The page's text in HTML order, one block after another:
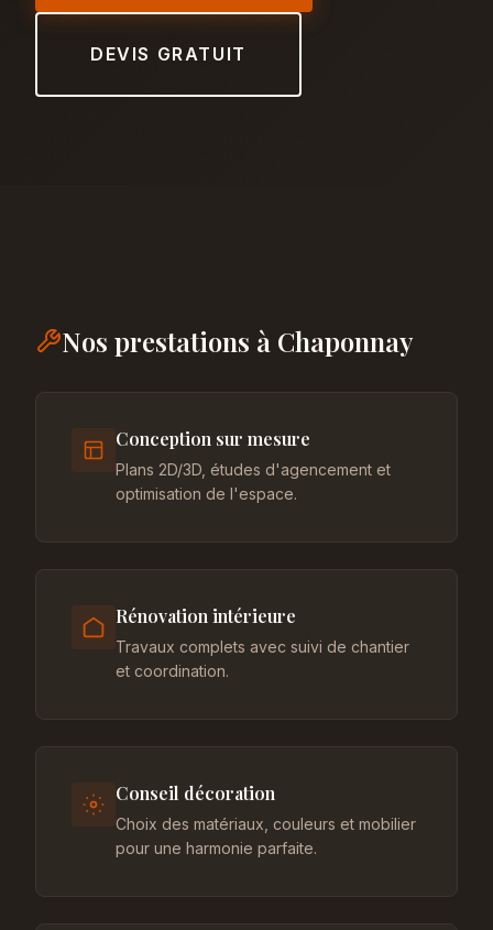
DEVIS GRATUIT
Nos prestations à Chaponnay
Conception sur mesure
Plans 2D/3D, études d'agencement et
optimisation de l'espace.
Rénovation intérieure
Travaux complets avec suivi de chantier
et coordination.
Conseil décoration
Choix des matériaux, couleurs et mobilier
pour une harmonie parfaite.